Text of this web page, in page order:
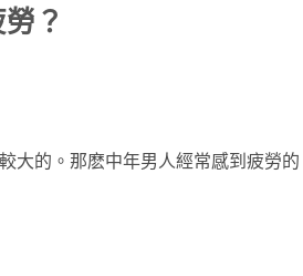
？
大的。那麽中年男人經常感到疲勞的